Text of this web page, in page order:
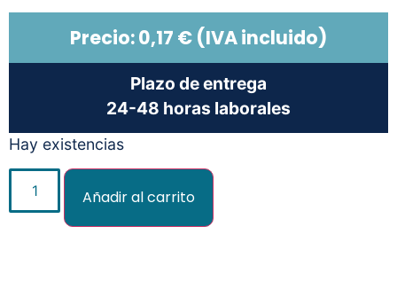
Precio:0,17 € (IVA incluido)
Plazo de entrega
24-48 horas laborales
Hay existencias
Añadir al carrito